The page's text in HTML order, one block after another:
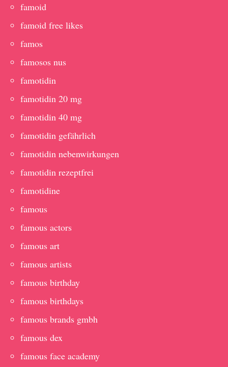
famoid
famoid free likes
famos
famosos nus
famotidin
famotidin 20 mg
famotidin 40 mg
famotidin gefährlich
famotidin nebenwirkungen
famotidin rezeptfrei
famotidine
famous
famous actors
famous art
famous artists
famous birthday
famous birthdays
famous brands gmbh
famous dex
famous face academy